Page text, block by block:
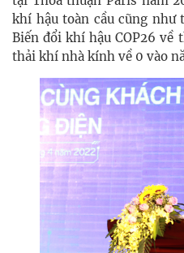
khí hậu toàn cầu cũng
Biến đổi khí hậu COP26
thải khí nhà kính về 0 vào